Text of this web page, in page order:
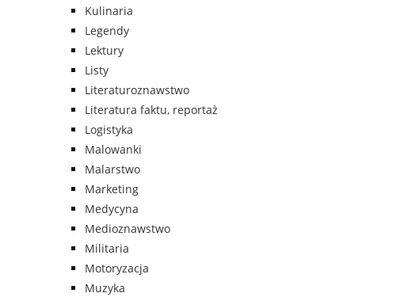
Kulinaria
Legendy
Lektury
Listy
Literaturoznawstwo
Literatura faktu, reportaż
Logistyka
Malowanki
Malarstwo
Marketing
Medycyna
Medioznawstwo
Militaria
Motoryzacja
Muzyka